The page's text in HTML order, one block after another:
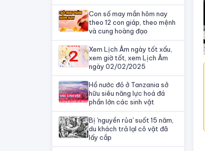
Con số may mắn hôm nay
theo 12 con giáp, theo mệnh
và cung hoàng đạo
Xem Lịch Âm ngày tốt xấu,
xem giờ tốt, xem Lịch Âm
ngày 02/02/2025
Hồ nước đỏ ở Tanzania sở
hữu siêu năng lực hoá đá
phần lớn các sinh vật
Bị 'nguyền rủa' suốt 15 năm,
du khách trả lạI cô vật đã
lấy cắp